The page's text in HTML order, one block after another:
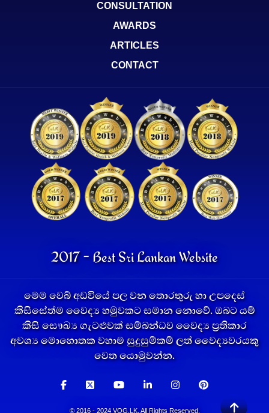
CONSULTATION
AWARDS
ARTICLES
CONTACT
2017 - Best Sri Lankan Website
මෙම වෙබ් අඩවියේ පල වන තොරතුරු හා උපදෙස්
කිසිසේත්ම වෛද්‍ය හමුවකට සමාන නොවේ. ඔබට යම්
කිසි සෞඛ්‍ය ගැටළුවක් සම්බන්ධව වෛද්‍ය ප්‍රතිකාර
අවශ්‍ය මොහොතක වහාම සුදුසුම්කම් ලත් වෛද්‍යවරයකු
වෙත යොමුවන්න.
© 2016 - 2024 VOG.LK. All Rights Reserved.